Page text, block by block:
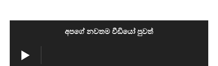
අපගේ නවතම වීඩියෝ පුවත්